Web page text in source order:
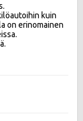
kuin
on erinomainen